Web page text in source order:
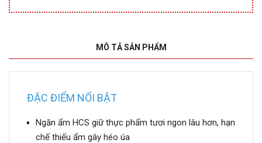
MÔ TẢ SẢN PHẨM
ĐẶC ĐIỂM NỔI BẬT
Ngăn ẩm HCS giữ thực phẩm tươi ngon lâu hơn, hạn
chế thiếu ẩm gây héo úa